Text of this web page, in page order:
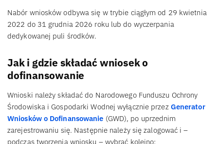
Nabór wniosków odbywa się w trybie ciągłym od 29 kwietnia
2022 do 31 grudnia 2026 roku lub do wyczerpania
dedykowanej puli środków.
Jak i gdzie składać wniosek o
dofinansowanie
Wnioski należy składać do Narodowego Funduszu Ochrony
Środowiska i Gospodarki Wodnej wyłącznie przez Generator
Wniosków o Dofinansowanie (GWD), po uprzednim
zarejestrowaniu się. Następnie należy się zalogować i –
podczas tworzenia wniosku – wybrać kolejno: